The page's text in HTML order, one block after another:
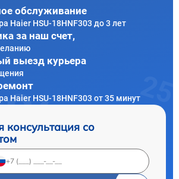
обслуживание
Haier HSU-18HNF303 до 3 лет
за наш счет,
выезд курьера
Haier HSU-18HNF303 от 35 минут
консультация со